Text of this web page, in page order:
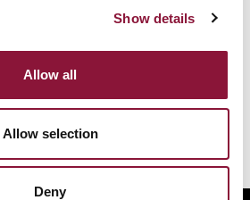
Show details
Allow all
Allow selection
Deny